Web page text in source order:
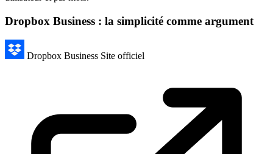
Dropbox Business : la simplicité comme argument
Dropbox Business Site officiel